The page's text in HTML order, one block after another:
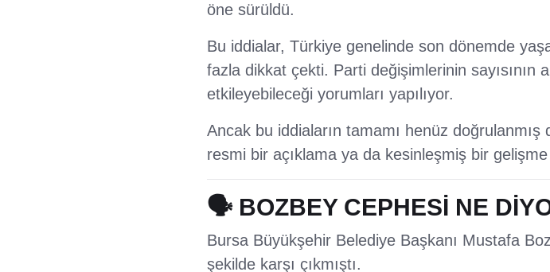
öne sürüldü.
Bu iddialar, Türkiye genelinde son dönemde
fazla dikkat çekti. Parti değişimlerinin sayısının
etkileyebileceği yorumları yapılıyor.
Ancak bu iddiaların tamamı henüz
resmi bir açıklama ya da kesinleşmiş bir
🗣️ BOZBEY CEPHESİ NE
Bursa Büyükşehir Belediye Başkanı Mustafa
şekilde karşı çıkmıştı.